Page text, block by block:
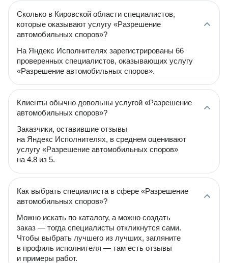
Сколько в Кировской области специалистов,
которые оказывают услугу «Разрешение
автомобильных споров»?
На Яндекс Исполнителях зарегистрированы 66
проверенных специалистов, оказывающих услугу
«Разрешение автомобильных споров».
Клиенты обычно довольны услугой «Разрешение
автомобильных споров»?
Заказчики, оставившие отзывы
на Яндекс Исполнителях, в среднем оценивают
услугу «Разрешение автомобильных споров»
на 4.8 из 5.
Как выбрать специалиста в сфере «Разрешение
автомобильных споров»?
Можно искать по каталогу, а можно создать
заказ — тогда специалисты откликнутся сами.
Чтобы выбрать лучшего из лучших, загляните
в профиль исполнителя — там есть отзывы
и примеры работ.